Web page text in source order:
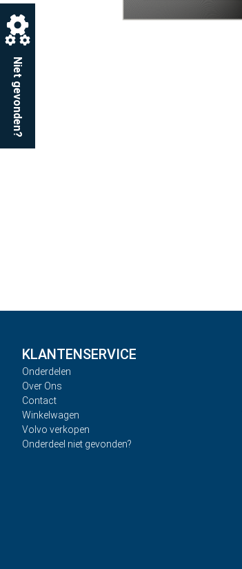
KLANTENSERVICE
Onderdelen
Over Ons
Contact
Winkelwagen
Volvo verkopen
Onderdeel niet gevonden?
Niet gevonden?